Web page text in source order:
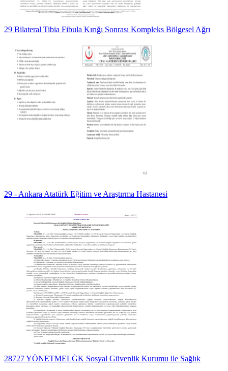
29 Bilateral Tibia Fibula Kırığı Sonrası Kompleks Bölgesel Ağrı
29 - Ankara Atatürk Eğitim ve Araştırma Hastanesi
28727 YÖNETMELĠK Sosyal Güvenlik Kurumu ile Sağlık